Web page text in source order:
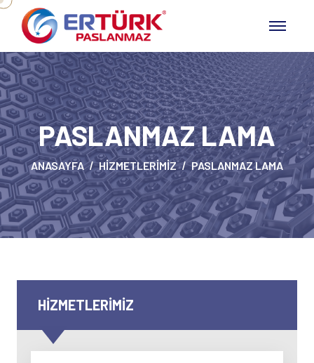
PASLANMAZ LAMA
ANASAYFA HIZMETLERIMIZ PASLANMAZ LAMA
HIZMETLERIMIZ